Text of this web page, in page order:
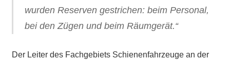
wurden Reserven gestrichen: beim Personal,
bei den Zügen und beim Räumgerät.“
Der Leiter des Fachgebiets Schienenfahrzeuge an der